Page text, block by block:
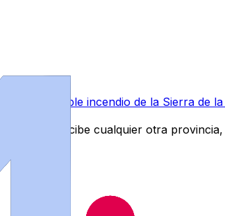
el inolvidable incendio de la Sierra de
que recibe cualquier otra